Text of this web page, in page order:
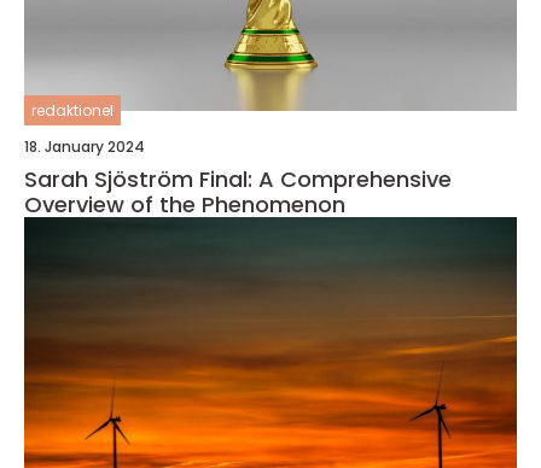
redaktionel
18. January 2024
Sarah Sjöström Final: A Comprehensive
Overview of the Phenomenon